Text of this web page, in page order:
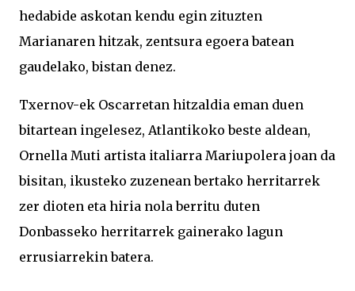
hedabide askotan kendu egin zituzten
Marianaren hitzak, zentsura egoera batean
gaudelako, bistan denez.
Txernov-ek Oscarretan hitzaldia eman duen
bitartean ingelesez, Atlantikoko beste aldean,
Ornella Muti artista italiarra Mariupolera joan da
bisitan, ikusteko zuzenean bertako herritarrek
zer dioten eta hiria nola berritu duten
Donbasseko herritarrek gainerako lagun
errusiarrekin batera.